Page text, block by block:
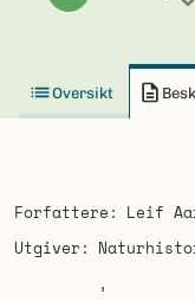
Oversikt
Forfattere Leif
Utgiver